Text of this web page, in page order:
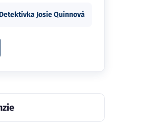
Detektívka Josie Quinnová